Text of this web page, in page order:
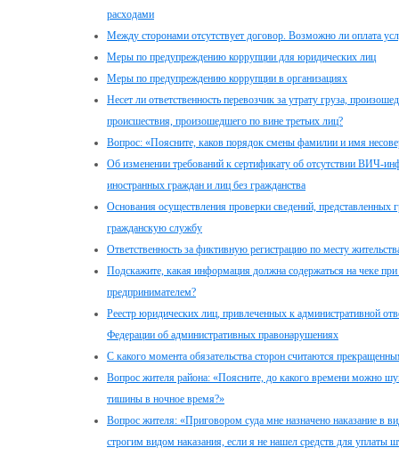
расходами
Между сторонами отсутствует договор. Возможно ли оплата
Меры по предупреждению коррупции для юридических лиц
Меры по предупреждению коррупции в организациях
Несет ли ответственность перевозчик за утрату груза,
происшествия, произошедшего по вине третьих лиц?
Вопрос: «Поясните, каков порядок смены фамилии и имя
Об изменении требований к сертификату об отсутствии ВИЧ-
иностранных граждан и лиц без гражданства
Основания осуществления проверки сведений, представленных
гражданскую службу
Ответственность за фиктивную регистрацию по месту
Подскажите, какая информация должна содержаться на чеке
предпринимателем?
Реестр юридических лиц, привлеченных к административной
Федерации об административных правонарушениях
С какого момента обязательства сторон считаются
Вопрос жителя района: «Поясните, до какого времени можно
тишины в ночное время?»
Вопрос жителя: «Приговором суда мне назначено наказание в
строгим видом наказания, если я не нашел средств для уплаты